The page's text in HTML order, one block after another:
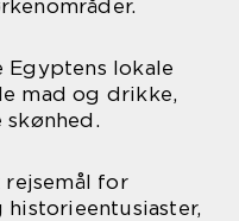
lokale
mad og drikke,
rejsemål for